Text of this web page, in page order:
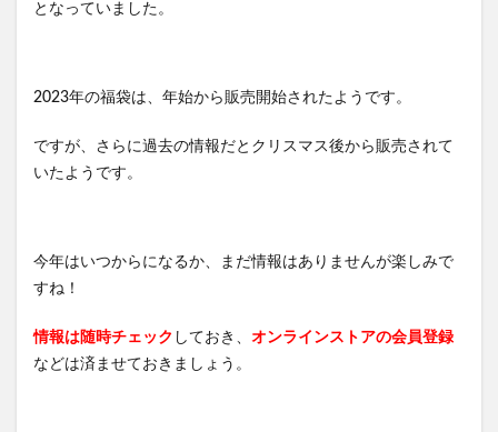
となっていました。
2023年の福袋は、年始から販売開始されたようです。
ですが、さらに過去の情報だとクリスマス後から販売されて
いたようです。
今年はいつからになるか、まだ情報はありませんが楽しみで
すね！
情報は随時チェック しておき、 オンラインストアの会員登録
などは済ませておきましょう。